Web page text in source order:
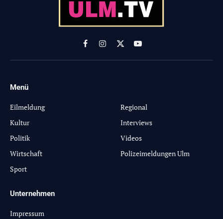
FacebookInstagram
X
(Twitter)
YouTube
Menü
Eilmeldung
Kultur
Politik
Wirtschaft
Sport
Regional
Interviews
Videos
Polizeimeldungen Ulm
Unternehmen
Impressum